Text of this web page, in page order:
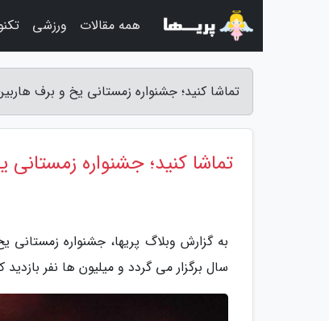
تماشا کنید؛ جشنواره زمستانی یخ و برف
تماشا کنید؛ جشنواره
به گزارش وبلاگ پریها، جشنواره
سال برگزار می گردد و میلیون ها نفر بازدید
همه مقالات ورزشی